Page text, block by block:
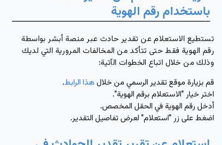
باستخدام رقم الهوية
تستطيع الاستعلام عن تقدير حادث عبر منصة أبشر بواسطة
رقم الهوية فقط حتى تتأكد من المخالفات المرورية التي لديك
وذلك من خلال اتباع الخطوات الآتية:
قم بزيارة موقع تقدير الرسمي من خلال هذا الرابط.
اختر خيار "الاستعلام برقم الهوية".
أدخل رقم الهوية في الحقل المخصص.
اضغط على زر "استعلام" لعرض تفاصيل التقدير.